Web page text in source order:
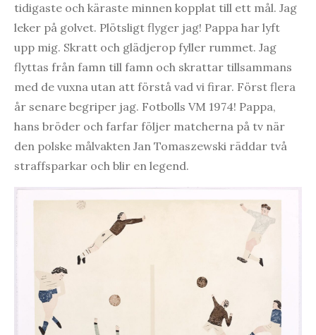
tidigaste och käraste minnen kopplat till ett mål. Jag
leker på golvet. Plötsligt flyger jag! Pappa har lyft
upp mig. Skratt och glädjerop fyller rummet. Jag
flyttas från famn till famn och skrattar tillsammans
med de vuxna utan att förstå vad vi firar. Först flera
år senare begriper jag. Fotbolls VM 1974! Pappa,
hans bröder och farfar följer matcherna på tv när
den polske målvakten Jan Tomaszewski räddar två
straffsparkar och blir en legend.